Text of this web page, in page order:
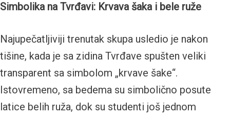
Simbolika na Tvrđavi: Krvava šaka i bele ruže
Najupečatljiviji trenutak skupa usledio je nakon
tišine, kada je sa zidina Tvrđave spušten veliki
transparent sa simbolom „krvave šake“.
Istovremeno, sa bedema su simbolično posute
latice belih ruža, dok su studenti još jednom